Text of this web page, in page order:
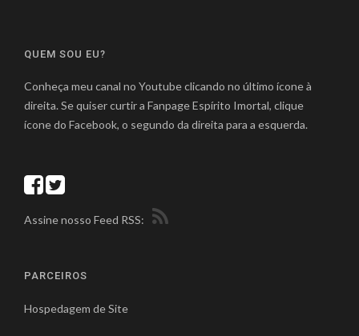
QUEM SOU EU?
Conheça meu canal no Youtube clicando no último ícone à
direita. Se quiser curtir a Fanpage Espírito Imortal, clique
ícone do Facebook, o segundo da direita para a esquerda.
Assine nosso Feed RSS:
PARCEIROS
Hospedagem de Site